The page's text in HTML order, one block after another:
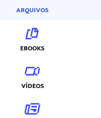
ARQUIVOS
EBOOKS
VÍDEOS